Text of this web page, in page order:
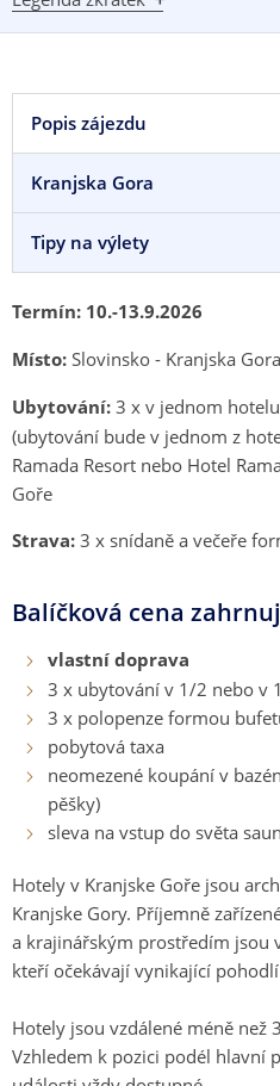
Popis zájezdu
Kranjska Gora
Tipy na výlety
Termín: 10.-13.9.2026
Místo: Slovinsko - Kranjska Gora
Ubytování: 3 x v jednom
(ubytování bude v jednom z
Ramada Resort nebo Hotel
Goře
Strava: 3 x snídaně a večeře
Balíčková cena
vlastní doprava
3 x ubytování v 1/2 nebo v
3 x polopenze formou
pobytová taxa
neomezené koupání v
pěšky)
sleva na vstup do světa saun
Hotely v Kranjske Goře jsou
Kranjske Gory. Příjemně
a krajinářským prostředím jsou
kteří očekávají vynikající
Hotely jsou vzdálené méně než
Vzhledem k pozici podél hlavní